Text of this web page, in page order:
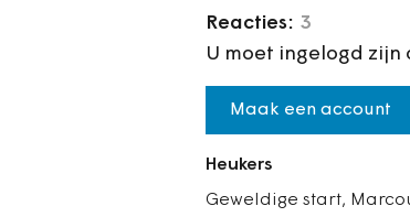
Reacties: 3
U moet ingelogd
Maak een account
Heukers
Geweldige start,